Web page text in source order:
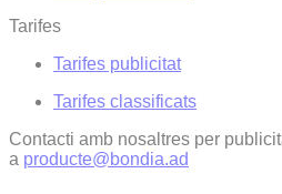
Tarifes
Tarifes publicitat
Tarifes classificats
Contacti amb nosaltres per
a producte@bondia.ad